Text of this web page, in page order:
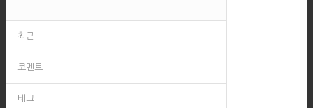
최근
코멘트
태그